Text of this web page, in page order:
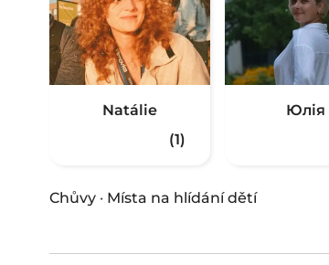
Natálie
(1)
Юлія
Chůvy · Místa na hlídání dětí